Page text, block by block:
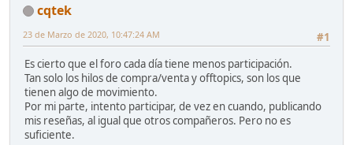
cqtek
#1
23 de Marzo de 2020, 10:47:24 AM
Es cierto que el foro cada día tiene menos participación.
Tan solo los hilos de compra/venta y offtopics, son los que
tienen algo de movimiento.
Por mi parte, intento participar, de vez en cuando, publicando
mis reseñas, al igual que otros compañeros. Pero no es
suficiente.